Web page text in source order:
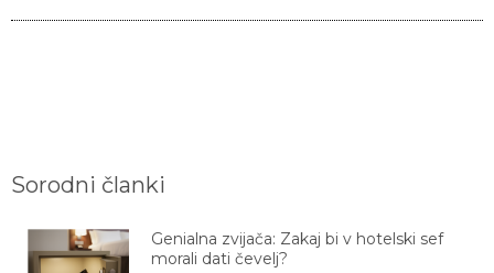
Sorodni članki
Genialna zvijača: Zakaj bi v hotelski sef
morali dati čevelj?